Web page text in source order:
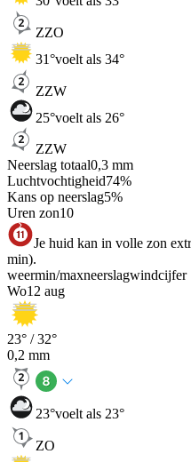
ZZO
31°voelt als 34°
ZZW
25°voelt als 26°
ZZW
Neerslag totaal0,3 mm
Luchtvochtigheid74%
Kans op neerslag5%
Uren zon10
Je huid kan in volle zon
min).
weermin/maxneerslagwindcijfer
Wo12 aug
23° /32°
0,2 mm
23°voelt als 23°
ZO